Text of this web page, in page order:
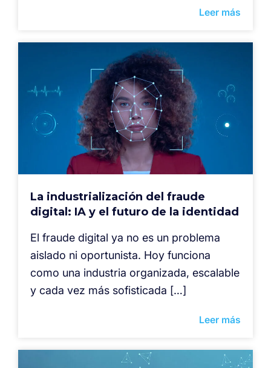
Leer más
La industrialización del fraude
digital: IA y el futuro de la identidad
El fraude digital ya no es un problema
aislado ni oportunista. Hoy funciona
como una industria organizada, escalable
y cada vez más sofisticada […]
Leer más